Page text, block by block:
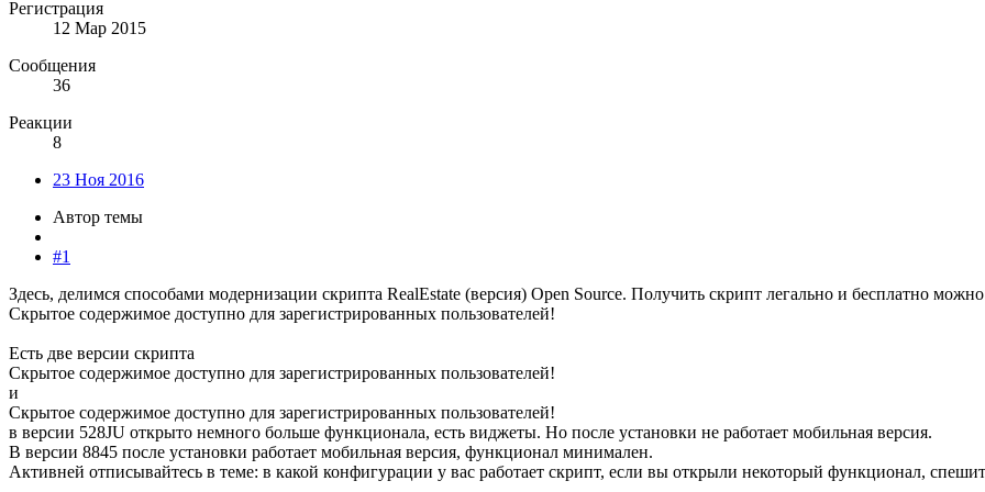
Регистрация
12 Мар 2015
Сообщения
36
Реакции
8
23 Ноя 2016
Автор темы
#1
Здесь, делимся способами модернизации скрипта RealEstate (версия) Open Source. Получить скрипт легально и бесплатно
Скрытое содержимое доступно для зарегистрированных пользователей!
Есть две версии скрипта
Скрытое содержимое доступно для зарегистрированных пользователей!
и
Скрытое содержимое доступно для зарегистрированных пользователей!
в версии 528JU открыто немного больше функционала, есть виджеты. Но после установки не работает мобильная версия.
В версии 8845 после установки работает мобильная версия, функционал минимален.
Активней отписывайтесь в теме: в какой конфигурации у вас работает скрипт, если вы открыли некоторый функционал,